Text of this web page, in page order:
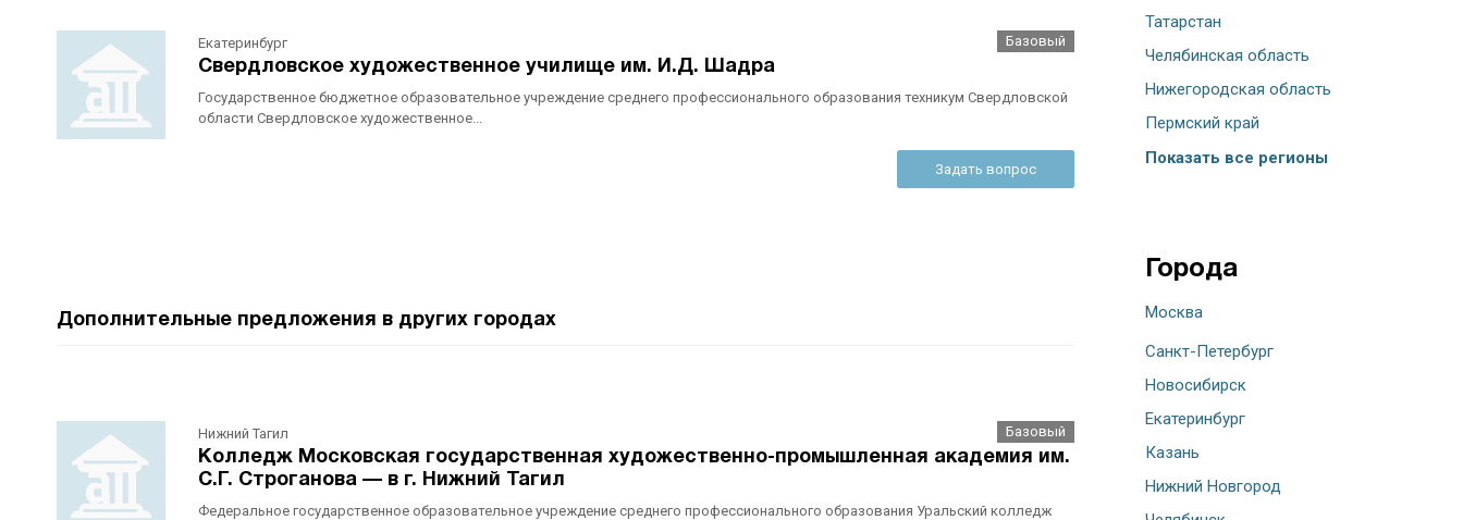
Екатеринбург Базовый
Свердловское художественное училище им. И.Д. Шадра
Государственное бюджетное образовательное учреждение среднего профессионального образования техникум Свердловской
области Свердловское художественное...
Задать вопрос
Дополнительные предложения в других городах
Нижний Тагил Базовый
Колледж Московская государственная художественно-промышленная академия им.
С.Г. Строганова — в г. Нижний Тагил
Федеральное государственное образовательное учреждение среднего профессионального образования Уральский колледж
Татарстан
Челябинская область
Нижегородская область
Пермский край
Показать все регионы
Города
Москва
Санкт-Петербург
Новосибирск
Екатеринбург
Казань
Нижний Новгород